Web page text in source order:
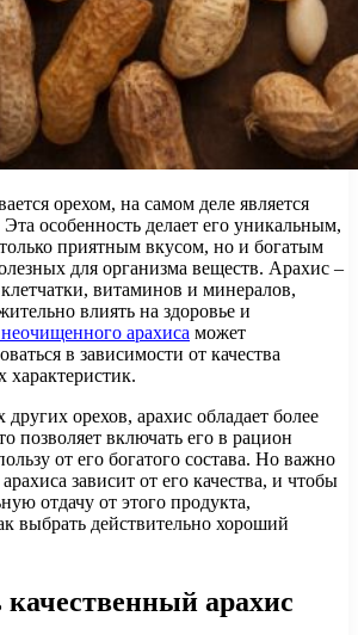
орехом, на самом деле является
особенность делает его уникальным,
приятным вкусом, но и богатым
для организма веществ. Арахис –
витаминов и минералов,
влиять на здоровье и
арахиса может
в зависимости от качества
характеристик.
орехов, арахис обладает более
позволяет включать его в рацион
от его богатого состава. Но важно
зависит от его качества, и чтобы
отдачу от этого продукта,
выбрать действительно хороший
арахис